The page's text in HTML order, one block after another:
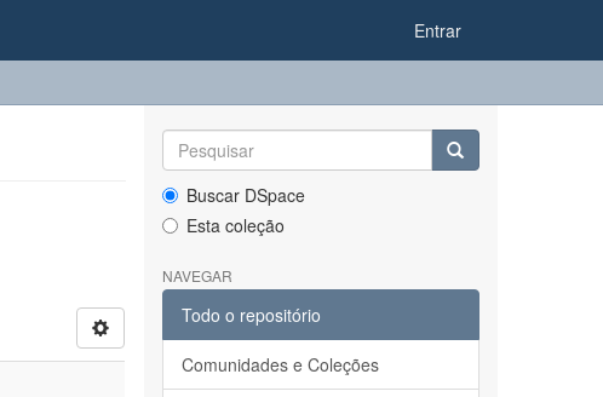
Entrar
Buscar DSpace
Esta coleção
NAVEGAR
Todo o repositório
Comunidades e Coleções